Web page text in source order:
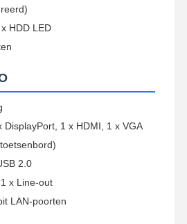
HDD LED
DisplayPort, 1 x HDMI, 1 x VGA
2.0
x Line-out
LAN-poorten